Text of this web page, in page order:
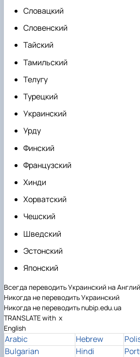
Словацкий
Словенский
Тайский
Тамильский
Телугу
Турецкий
Украинский
Урду
Финский
Французский
Хинди
Хорватский
Чешский
Шведский
Эстонский
Японский
Всегда переводить Украинский на
Никогда не переводить Украинский
Никогда не переводить nubip.edu.ua
TRANSLATE with x
English
Arabic Hebrew
Bulgarian
Hindi